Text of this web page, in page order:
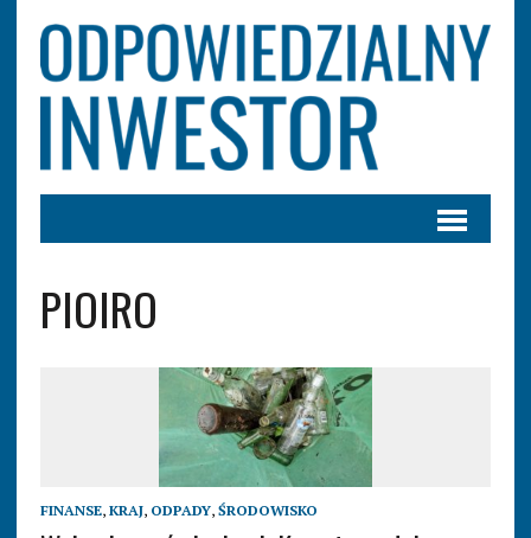
PIOIRO
FINANSE, KRAJ, ODPADY, ŚRODOWISKO